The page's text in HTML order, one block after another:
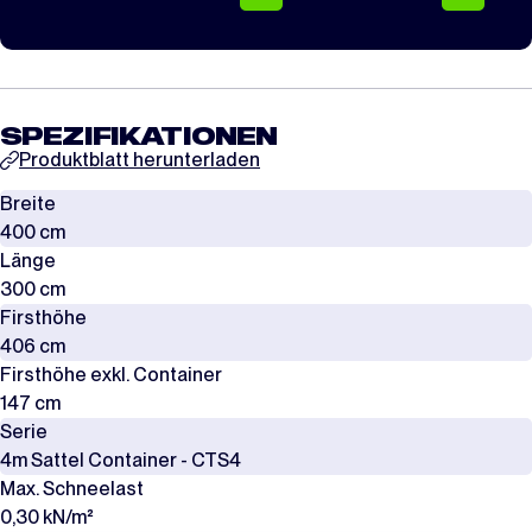
SPEZIFIKATIONEN
Produktblatt herunterladen
Breite
400 cm
Länge
300 cm
Firsthöhe
406 cm
Firsthöhe exkl. Container
147 cm
Serie
4m Sattel Container - CTS4
Max. Schneelast
0,30 kN/m²